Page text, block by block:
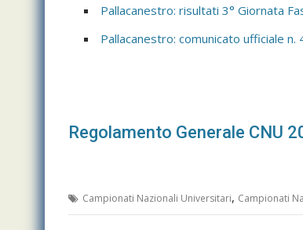
Pallacanestro: risultati 3° Giornata
Pallacanestro: comunicato ufficiale n.
Regolamento Generale CNU
Campionati Nazionali Universitari, Campionati